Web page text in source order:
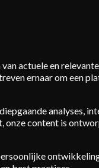
actuele en
ernaar om een
analyses,
content is